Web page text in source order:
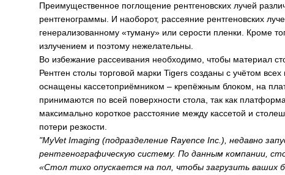
Преимущественное поглощение рентгеновских лучей
рентгенограммы. И наоборот, рассеяние рентгеновских
генерализованному «туману» или серости пленки. Кроме
излучением и поэтому нежелательны.
Во избежание рассеивания необходимо, чтобы материал
Рентген столы торговой марки Tigers созданы с учётом
оснащены кассетоприёмником – крепёжным блоком, на
принимаются по всей поверхности стола, так как
максимально короткое расстояние между кассетой и
потери резкости.
"MyVet Imaging (подразделение Rayence Inc.), недавно
рентгенографическую систему. По данным компании,
«Стол тихо опускается на пол, чтобы загрузить ваших